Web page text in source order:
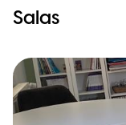
Salas